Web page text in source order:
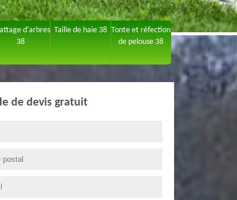
d'arbres
38
Taille de haie 38 Tonte et réfection
de pelouse 38
de devis gratuit